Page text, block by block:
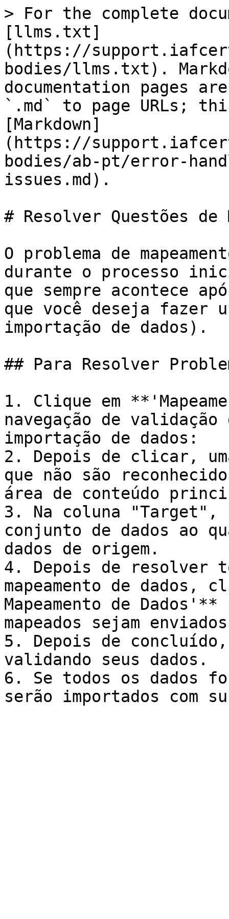
> For the complete
[llms.txt]
(https://
bodies/llms.txt).
documentation pages
`.md` to page URLs;
[Markdown]
(https://
bodies/ab-pt/error-
issues.md).
# Resolver Questões de
O problema de
durante o processo
que sempre acontece
que você deseja fazer
importação de dados).
## Para Resolver
1. Clique em
navegação de
importação de dados:
2. Depois de clicar,
que não são
área de conteúdo
3. Na coluna "Target",
conjunto de dados ao
dados de origem.
4. Depois de resolver
mapeamento de
Mapeamento de
mapeados sejam
5. Depois de
validando seus dados.
6. Se todos os dados